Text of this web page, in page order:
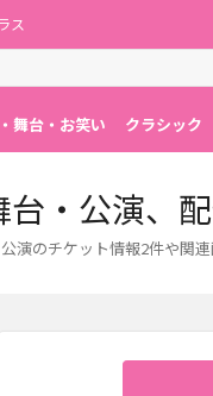
ス
舞台・お笑い クラシック
・公演、
演のチケット情報2件や関